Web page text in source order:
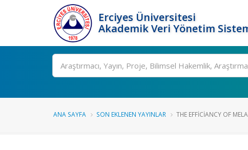
Erciyes Üniversitesi
Akademik Veri Yönetim
Ara
ANA SAYFA SON EKLENEN YAYINLAR THE EFFICIANCY OF